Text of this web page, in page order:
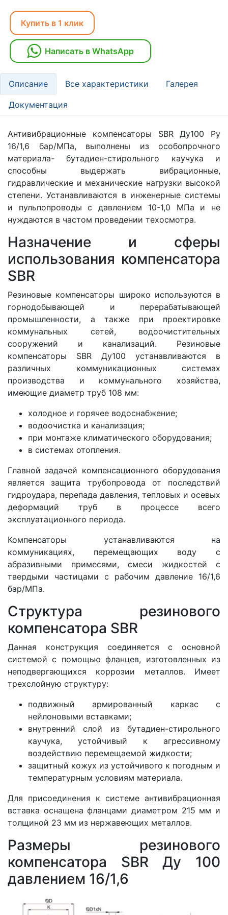
Купить в 1 клик
Написать в WhatsApp
Описание Все характеристики Галерея
Документация
Антивибрационные компенсаторы SBR Ду100 Ру
16/1,6 бар/МПа, выполнены из особопрочного
материала- бутадиен-стирольного каучука и
способны выдержать вибрационные,
гидравлические и механические нагрузки высокой
степени. Устанавливаются в инженерные системы
и пульпопроводы с давлением 10-1,0 МПа и не
нуждаются в частом проведении техосмотра.
Назначение и сферы
использования компенсатора
SBR
Резиновые компенсаторы широко используются в
горнодобывающей и перерабатывающей
промышленности, а также при проектировке
коммунальных сетей, водоочистительных
сооружений и канализаций. Резиновые
компенсаторы SBR Ду100 устанавливаются в
различных коммуникационных системах
производства и коммунального хозяйства,
имеющие диаметр труб 108 мм:
холодное и горячее водоснабжение;
водоочистка и канализация;
при монтаже климатического оборудования;
в системах отопления.
Главной задачей компенсационного оборудования
является защита трубопровода от последствий
гидроудара, перепада давления, тепловых и осевых
деформаций труб в процессе всего
эксплуатационного периода.
Компенсаторы устанавливаются на
коммуникациях, перемещающих воду с
абразивными примесями, смеси жидкостей с
твердыми частицами с рабочим давление 16/1,6
бар/МПа.
Структура резинового
компенсатора SBR
Данная конструкция соединяется с основной
системой с помощью фланцев, изготовленных из
неподвергающихся коррозии металлов. Имеет
трехслойную структуру:
подвижный армированный каркас с
нейлоновыми вставками;
внутренний слой из бутадиен-стирольного
каучука, устойчивый к агрессивному
воздействию перемещаемой жидкости;
защитный кожух из устойчивого к погодным и
температурным условиям материала.
Для присоединения к системе антивибрационная
вставка оснащена фланцами диаметром 215 мм и
толщиной 23 мм из нержавеющих металлов.
Размеры резинового
компенсатора SBR Ду 100
давлением 16/1,6